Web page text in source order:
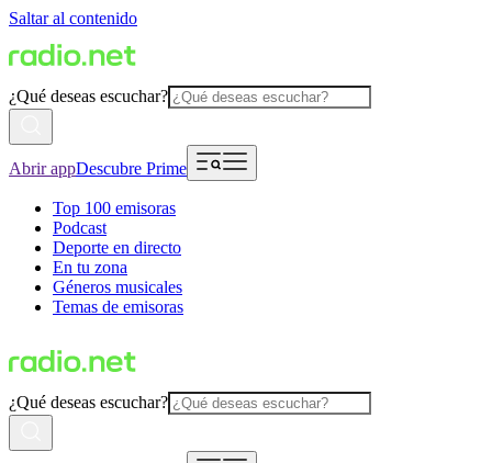
Saltar al contenido
¿Qué deseas escuchar?
Abrir appDescubre Prime
Top 100 emisoras
Podcast
Deporte en directo
En tu zona
Géneros musicales
Temas de emisoras
¿Qué deseas escuchar?